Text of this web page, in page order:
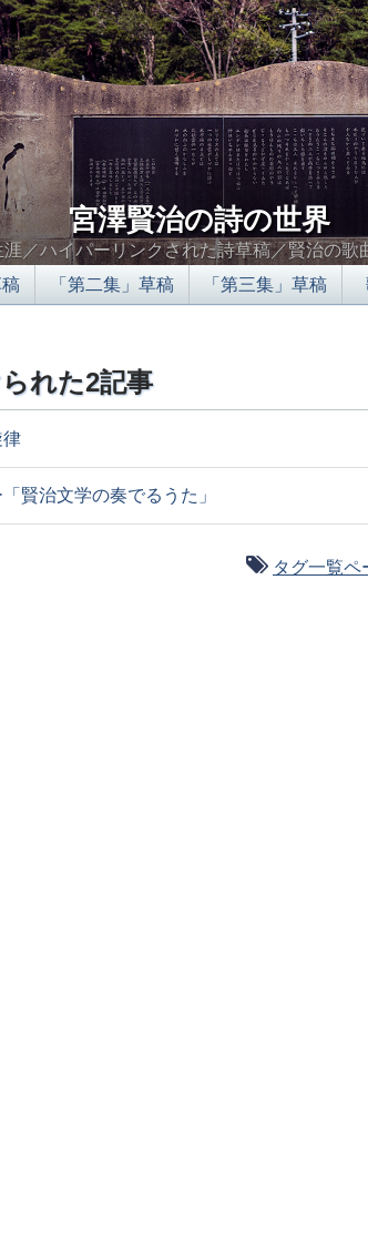
宮澤賢治の詩の世界
／ハイパーリンクされた詩草稿／賢治の
「第二集」草稿 「第三集」草稿
れた2記事
律
賢治文学の奏でるうた」
タグ一覧ペ